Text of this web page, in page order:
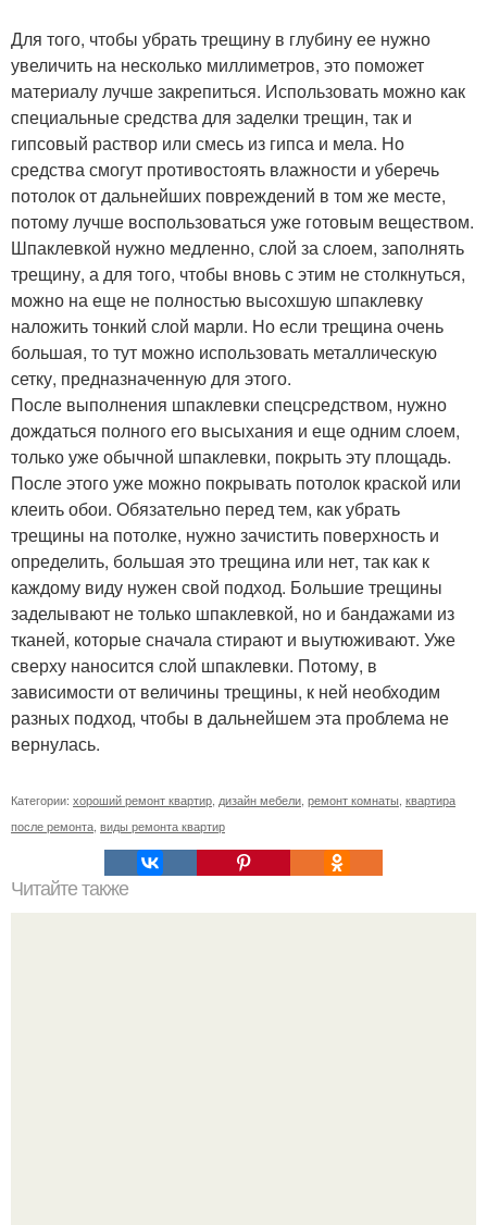
Для того, чтобы убрать трещину в глубину ее нужно
увеличить на несколько миллиметров, это поможет
материалу лучше закрепиться. Использовать можно как
специальные средства для заделки трещин, так и
гипсовый раствор или смесь из гипса и мела. Но
средства смогут противостоять влажности и уберечь
потолок от дальнейших повреждений в том же месте,
потому лучше воспользоваться уже готовым веществом.
Шпаклевкой нужно медленно, слой за слоем, заполнять
трещину, а для того, чтобы вновь с этим не столкнуться,
можно на еще не полностью высохшую шпаклевку
наложить тонкий слой марли. Но если трещина очень
большая, то тут можно использовать металлическую
сетку, предназначенную для этого.
После выполнения шпаклевки спецсредством, нужно
дождаться полного его высыхания и еще одним слоем,
только уже обычной шпаклевки, покрыть эту площадь.
После этого уже можно покрывать потолок краской или
клеить обои. Обязательно перед тем, как убрать
трещины на потолке, нужно зачистить поверхность и
определить, большая это трещина или нет, так как к
каждому виду нужен свой подход. Большие трещины
заделывают не только шпаклевкой, но и бандажами из
тканей, которые сначала стирают и выутюживают. Уже
сверху наносится слой шпаклевки. Потому, в
зависимости от величины трещины, к ней необходим
разных подход, чтобы в дальнейшем эта проблема не
вернулась.
Категории: хороший ремонт квартир дизайн мебели ремонт комнаты квартира
после ремонта виды ремонта квартир
Читайте также